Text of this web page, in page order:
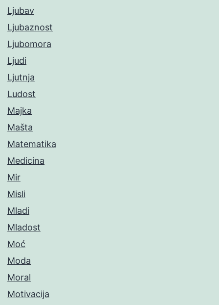
Ljubav
Ljubaznost
Ljubomora
Ljudi
Ljutnja
Ludost
Majka
Mašta
Matematika
Medicina
Mir
Misli
Mladi
Mladost
Moć
Moda
Moral
Motivacija